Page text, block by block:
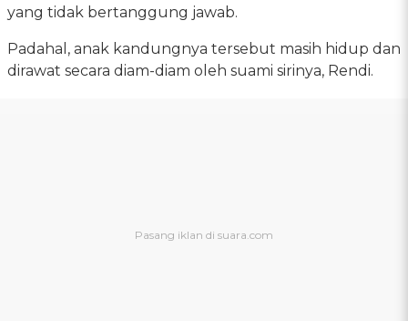
yang tidak bertanggung jawab.
Padahal, anak kandungnya tersebut masih hidup dan
dirawat secara diam-diam oleh suami sirinya, Rendi.